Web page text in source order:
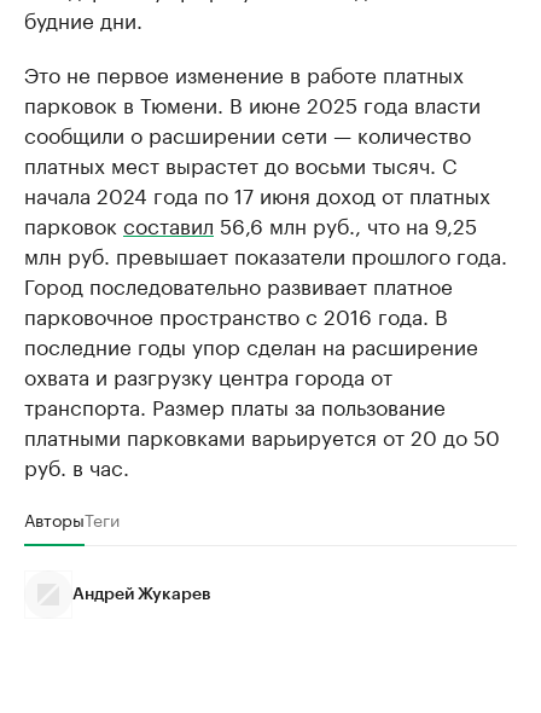
будние дни.
Это не первое изменение в работе платных
парковок в Тюмени. В июне 2025 года власти
сообщили о расширении сети — количество
платных мест вырастет до восьми тысяч. С
начала 2024 года по 17 июня доход от платных
парковок составил 56,6 млн руб., что на 9,25
млн руб. превышает показатели прошлого года.
Город последовательно развивает платное
парковочное пространство с 2016 года. В
последние годы упор сделан на расширение
охвата и разгрузку центра города от
транспорта. Размер платы за пользование
платными парковками варьируется от 20 до 50
руб. в час.
АвторыТеги
Андрей Жукарев